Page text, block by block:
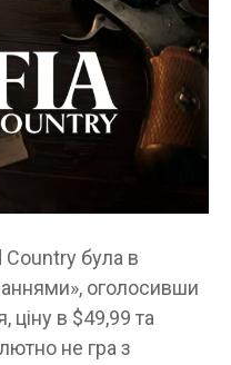
була в
оголосивши
ціну в $49,99 та
не гра з